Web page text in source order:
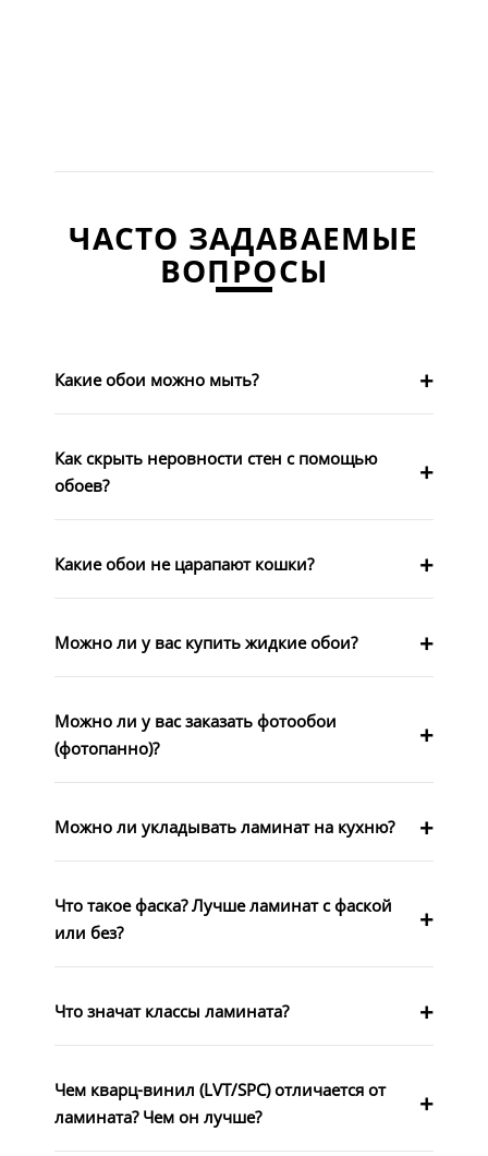
ЧАСТО ЗАДАВАЕМЫЕ
ВОПРОСЫ
Какие обои можно мыть?
Как скрыть неровности стен с помощью
обоев?
Какие обои не царапают кошки?
Можно ли у вас купить жидкие обои?
Можно ли у вас заказать фотообои
(фотопанно)?
Можно ли укладывать ламинат на кухню?
Что такое фаска? Лучше ламинат с фаской
или без?
Что значат классы ламината?
Чем кварц-винил (LVT/SPC) отличается от
ламината? Чем он лучше?